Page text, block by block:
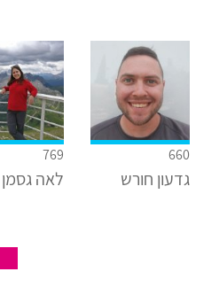
660
גדעון חורש
769
לאה גסמן